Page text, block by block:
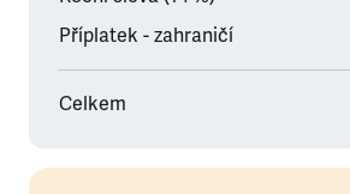
Příplatek - zahraničí
Celkem